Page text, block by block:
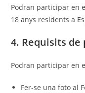
Podran participar en
18 anys residents a
4. Requisits
Podran participar en
Fer-se una foto al